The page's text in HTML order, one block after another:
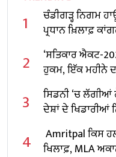
1
ਚੰਡੀਗੜ੍ਹ ਨਿਗਮ
ਪ੍ਰਧਾਨ ਖ਼ਿਲਾਫ਼
2
‘ਸਤਿਕਾਰ ਐਕਟ-
ਹੁਕਮ, ਇੱਕ ਮਹੀਨੇ
3
ਸਿਡਨੀ ‘ਚ ਲੱਗੀਆਂ
ਦੇਸ਼ਾਂ ਦੇ ਖਿਡਾਰੀਆਂ
4
Amritpal ਕਿਸ
ਖਿਲਾਫ਼, MLA